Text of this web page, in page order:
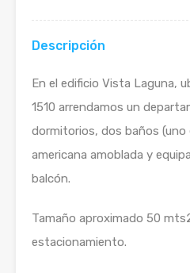
Descripción
En el edificio Vista Laguna,
1510 arrendamos un
dormitorios, dos baños (uno
americana amoblada y
balcón.
Tamaño aproximado 50
estacionamiento.